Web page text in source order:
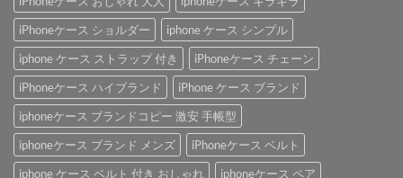
iPhoneケース ショルダー
iphone ケース シンプル
iphone ケース ストラップ 付き
iPhoneケース チェーン
iPhoneケース ハイブランド
iPhone ケース ブランド
iphoneケース ブランドコピー 激安 手帳型
iphoneケース ブランド メンズ
iPhoneケース ベルト
iphone ケース ベルト 付き おしゃれ
iphoneケース ペア